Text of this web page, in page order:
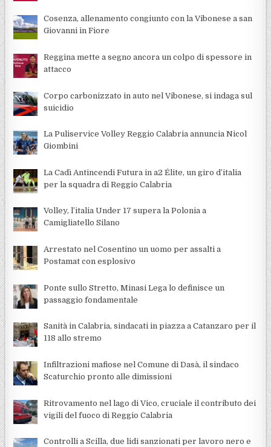
Cosenza, allenamento congiunto con la Vibonese a san
Giovanni in Fiore
Reggina mette a segno ancora un colpo di spessore in
attacco
Corpo carbonizzato in auto nel Vibonese, si indaga sul
suicidio
La Puliservice Volley Reggio Calabria annuncia Nicol
Giombini
La Cadì Antincendi Futura in a2 Élite, un giro d’italia
per la squadra di Reggio Calabria
Volley, l’italia Under 17 supera la Polonia a
Camigliatello Silano
Arrestato nel Cosentino un uomo per assalti a
Postamat con esplosivo
Ponte sullo Stretto, Minasi Lega lo definisce un
passaggio fondamentale
Sanità in Calabria, sindacati in piazza a Catanzaro per il
118 allo stremo
Infiltrazioni mafiose nel Comune di Dasà, il sindaco
Scaturchio pronto alle dimissioni
Ritrovamento nel lago di Vico, cruciale il contributo dei
vigili del fuoco di Reggio Calabria
Controlli a Scilla, due lidi sanzionati per lavoro nero e